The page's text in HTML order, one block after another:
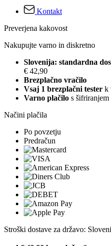
Kontakt
Preverjena kakovost
Nakupujte varno in diskretno
Slovenija: standardna
€ 42,90
Brezplačno vračilo
Vsaj 1 brezplačni tester k
Varno plačilo s šifriranjem
Načini plačila
Po povzetju
Predračun
Stroški dostave za državo: